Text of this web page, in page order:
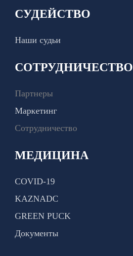
СУДЕЙСТВО
Наши судьи
СОТРУДНИЧЕСТВО
Партнеры
Маркетинг
Сотрудничество
МЕДИЦИНА
COVID-19
KAZNADC
GREEN PUCK
Документы